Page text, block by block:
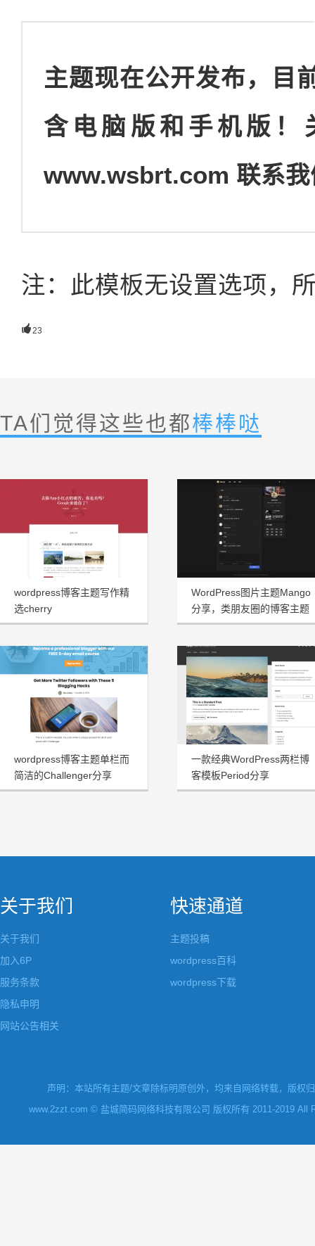
主题现在公开发布，目
含电脑版和手机版！
www.wsbrt.com 联系我
注：此模板无设置选项，
23
TA们觉得这些也都棒棒哒
wordpress博客主题写作精
选cherry
WordPress图片主题Mango
分享，类朋友圈的博客主题
wordpress博客主题单栏而
简洁的Challenger分享
一款经典WordPress两栏博
客模板Period分享
关于我们
关于我们
加入6P
服务条款
隐私申明
网站公告相关
快速通道
主题投稿
wordpress百科
wordpress下载
声明：本站所有主题/文章除标明原创外，均来自网络转载，版权
www.2zzt.com © 盐城简码网络科技有限公司 版权所有 2011-2019